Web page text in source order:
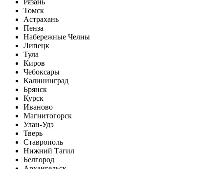
Рязань
Томск
Астрахань
Пенза
Набережные Челны
Липецк
Тула
Киров
Чебоксары
Калининград
Брянск
Курск
Иваново
Магнитогорск
Улан-Удэ
Тверь
Ставрополь
Нижний Тагил
Белгород